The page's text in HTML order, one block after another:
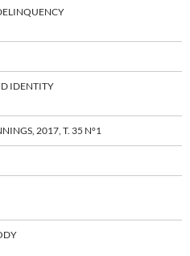
IDENTITY
2017, T. 35 N°1